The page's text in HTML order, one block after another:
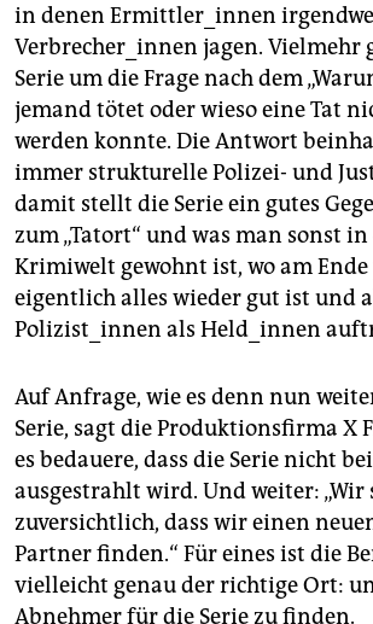
in denen Ermittler_innen
Verbrecher_innen jagen. Vielmehr
Serie um die Frage nach dem
jemand tötet oder wieso eine Tat
werden konnte. Die Antwort
immer strukturelle Polizei- und
damit stellt die Serie ein gutes
zum „Tatort“ und was man sonst
Krimiwelt gewohnt ist, wo am Ende
eigentlich alles wieder gut ist und
Polizist_innen als Held_innen
Auf Anfrage, wie es denn nun
Serie, sagt die Produktionsfirma X
es bedauere, dass die Serie nicht
ausgestrahlt wird. Und weiter: „Wir
zuversichtlich, dass wir einen
Partner finden.“ Für eines ist die
vielleicht genau der richtige Ort:
Abnehmer für die Serie zu finden.